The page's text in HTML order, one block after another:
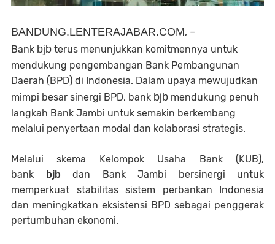
BANDUNG.LENTERAJABAR.COM, –
Bank bjb terus menunjukkan komitmennya untuk
mendukung pengembangan Bank Pembangunan
Daerah (BPD) di Indonesia. Dalam upaya mewujudkan
mimpi besar sinergi BPD, bank bjb mendukung penuh
langkah Bank Jambi untuk semakin berkembang
melalui penyertaan modal dan kolaborasi strategis.
Melalui skema Kelompok Usaha Bank (KUB),
bank bjb dan Bank Jambi bersinergi untuk
memperkuat stabilitas sistem perbankan Indonesia
dan meningkatkan eksistensi BPD sebagai penggerak
pertumbuhan ekonomi.